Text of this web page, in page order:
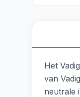
Het
van
neutrale